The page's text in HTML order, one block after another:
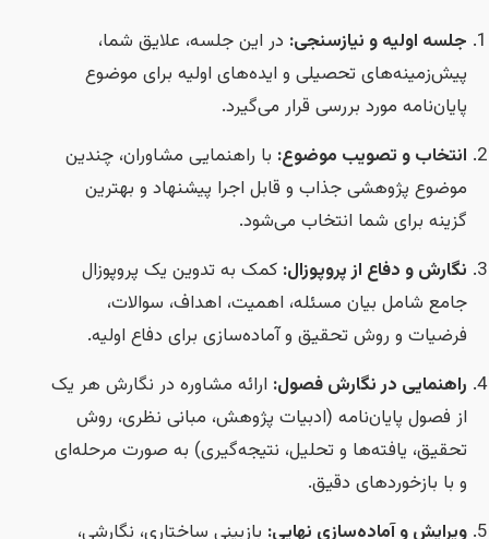
اولیه و نیازسنجی:در این جلسه، علایق شما،
تحصیلی و ایده‌های اولیه برای موضوع
مورد بررسی قرار می‌گیرد.
و تصویب موضوع:با راهنمایی مشاوران، چندین
پژوهشی جذاب و قابل اجرا پیشنهاد و بهترین
برای شما انتخاب می‌شود.
و دفاع از پروپوزال:کمک به تدوین یک پروپوزال
شامل بیان مسئله، اهمیت، اهداف، سوالات،
و روش تحقیق و آماده‌سازی برای دفاع اولیه.
در نگارش فصول:ارائه مشاوره در نگارش هر یک
فصول پایان‌نامه (ادبیات پژوهش، مبانی نظری، روش
یافته‌ها و تحلیل، نتیجه‌گیری) به صورت مرحله‌ای
با بازخوردهای دقیق.
و آماده‌سازی نهایی:بازبینی ساختاری، نگارشی،